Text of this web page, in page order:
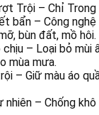
Trội – Chỉ Trong
bẩn – Công
bùn đất, mồ hôi.
chịu – Loại bỏ mùi
mùa mưa.
– Giữ màu áo
nhiên – Chống